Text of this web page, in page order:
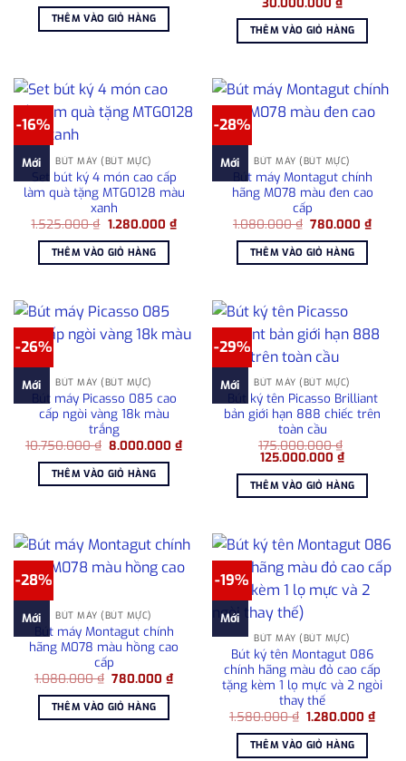
là:
1.750.000 ₫.
THÊM VÀO GIỎ HÀNG là:
35.680.000 ₫.
hiện
tại
là:
THÊM VÀO GIỎ HÀNG
-16%
Mới BÚT MÁY (BÚT MỰC)
Set bút ký 4 món cao cấp
làm quà tặng MTG0128 màu
xanh
1.525.000₫ Giá
là:
1.525.000 ₫.
1.280.000 ₫Giá
hiện
1.280.000 ₫.
THÊM VÀO GIỎ HÀNG
-28%
Mới BÚT MÁY (BÚT MỰC)
Bút máy Montagut chính
hãng M078 màu đen cao
cấp
1.080.000₫ Giá
là:
1.080.000 ₫.
780.000₫Giá
hiện
THÊM VÀO GIỎ HÀNG
-26%
Mới BÚT MÁY (BÚT MỰC)
Bút máy Picasso 085 cao
cấp ngòi vàng 18k màu
trắng
10.750.000₫ Giá
là:
10.750.000 ₫.
8.000.000₫Giá
hiện
8.000.000 ₫.
THÊM VÀO GIỎ HÀNG
-29%
Mới BÚT MÁY (BÚT MỰC)
Bút ký tên Picasso Brilliant
bản giới hạn 888 chiếc trên
toàn cầu
175.000.000₫
Giá
là:
175.000.000 ₫.
125.000.000 ₫Giá
hiện
tại
là:
THÊM VÀO GIỎ HÀNG
-28%
Mới BÚT MÁY (BÚT MỰC)
Bút máy Montagut chính
hãng M078 màu hồng cao
cấp
1.080.000₫ Giá
là:
1.080.000 ₫.
780.000₫Giá
780.000 ₫.
THÊM VÀO GIỎ HÀNG
-19%
Mới
BÚT MÁY (BÚT MỰC)
Bút ký tên Montagut 086
chính hãng màu đỏ cao cấp
tặng kèm 1 lọ mực và 2 ngòi
thay thế
1.580.000₫ Giá
là:
1.580.000 ₫.
1.280.000₫Giá
THÊM VÀO GIỎ HÀNG